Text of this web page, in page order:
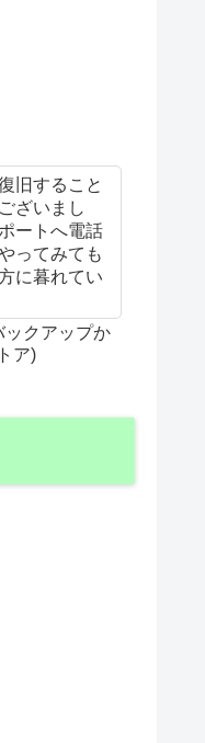
旧すること
ざいまし
ートへ電話
ってみても
に暮れてい
クアップか
ア)